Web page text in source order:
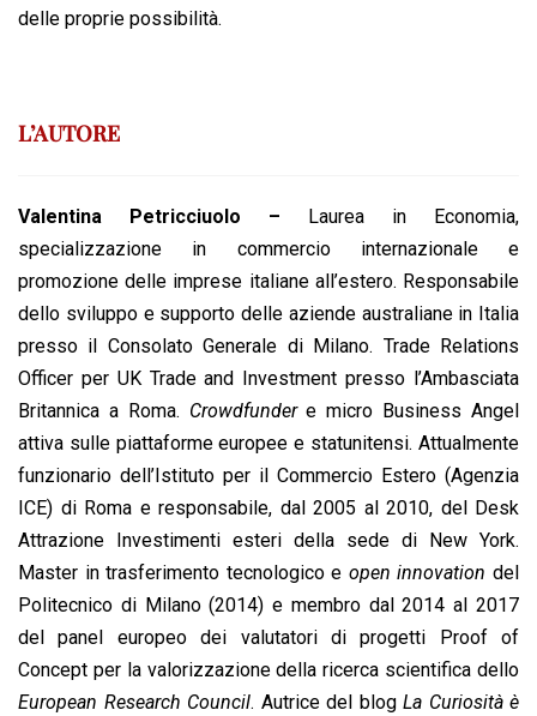
delle proprie possibilità.
L’AUTORE
Valentina Petricciuolo – Laurea in Economia,
specializzazione in commercio internazionale e
promozione delle imprese italiane all’estero. Responsabile
dello sviluppo e supporto delle aziende australiane in Italia
presso il Consolato Generale di Milano. Trade Relations
Officer per UK Trade and Investment presso l’Ambasciata
Britannica a Roma. Crowdfundere micro Business Angel
attiva sulle piattaforme europee e statunitensi. Attualmente
funzionario dell’Istituto per il Commercio Estero (Agenzia
ICE) di Roma e responsabile, dal 2005 al 2010, del Desk
Attrazione Investimenti esteri della sede di New York.
Master in trasferimento tecnologico e open innovationdel
Politecnico di Milano (2014) e membro dal 2014 al 2017
del panel europeo dei valutatori di progetti Proof of
Concept per la valorizzazione della ricerca scientifica dello
European Research Council. Autrice del blog La Curiosità è